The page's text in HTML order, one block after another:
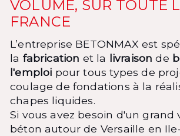
VOLUME, SUR TOUTE
FRANCE
L’entreprise BETONMAX est
la fabrication et la livraisonde
l'emploi pour tous types de
coulage de fondations à la
chapes liquides.
Si vous avez besoin d'un grand
béton autour de Versaille en